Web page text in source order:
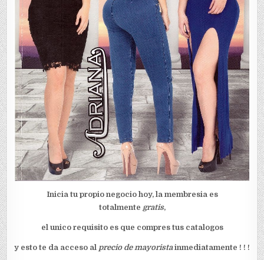
Inicia tu propio negocio hoy, la membresia es
totalmente gratis,
el unico requisito es que compres tus catalogos
y esto te da acceso al precio de mayoristainmediatamente ! ! !